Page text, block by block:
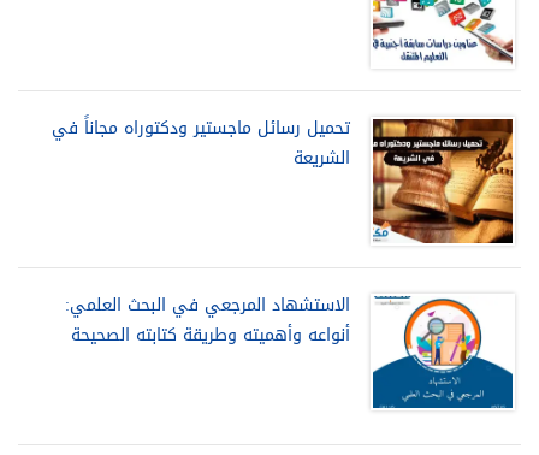
تحميل رسائل ماجستير ودكتوراه مجاناً في
الشريعة
الاستشهاد المرجعي في البحث العلمي:
أنواعه وأهميته وطريقة كتابته الصحيحة